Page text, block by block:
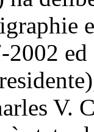
ed
V.